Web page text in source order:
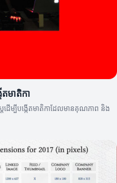
តមាតិកា
រដើម្បីបង្កើតមាតិកាដែលមានគុណភាព និង